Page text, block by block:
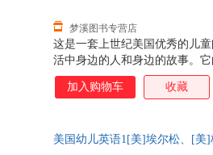
这是一套上世纪美国优秀的儿
活中身边的人和身边的故事。
合，从而将学习语言的意图透
的引导下，乖乖地按照语言学
《美国幼儿英语2》内容上追随
梦溪图书专营店
加入购物车 收藏
美国幼儿英语1[美]埃尔松、[美